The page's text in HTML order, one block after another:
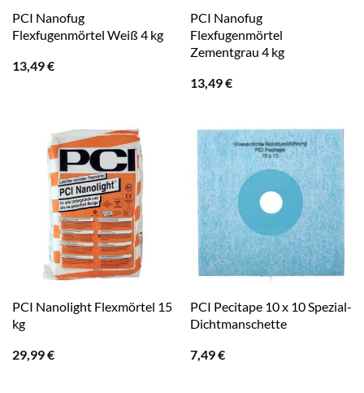
PCI Nanofug
Flexfugenmörtel Weiß 4 kg
13,49€
PCI Nanofug
Flexfugenmörtel
Zementgrau 4 kg
13,49€
PCI Nanolight Flexmörtel 15
kg
29,99€
PCI Pecitape 10 x 10 Spezial-
Dichtmanschette
7,49€